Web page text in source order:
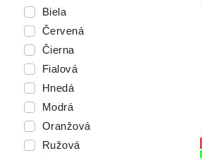
Biela
Červená
Čierna
Fialová
Hnedá
Modrá
Oranžová
Ružová